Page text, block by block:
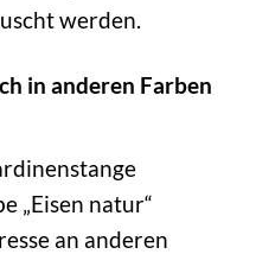
werden.
in anderen Farben
„Eisen natur“
an anderen